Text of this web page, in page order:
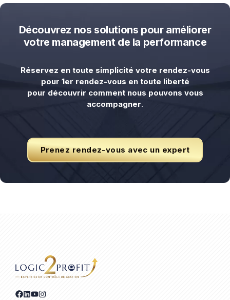
Découvrez nos solutions pour améliorer
votre management de la performance
Réservez en toute simplicité votre rendez-vous
pour 1er rendez-vous en toute liberté
pour découvrir comment nous pouvons vous
accompagner.
Prenez rendez-vous avec un expert